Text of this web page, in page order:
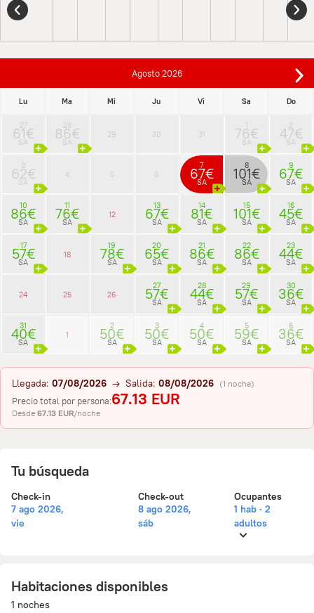
Agosto 2026
Lu Ma Mi Ju Vi Sa Do
27
61€
SA
28
86€
SA
29 30 31
1
76€
SA
2
47€
SA
3
62€
SA
4 5 6
7
67€
SA
8
101€
SA
9
67€
SA
10
86€
SA
11
76€
SA
12
13
67€
SA
14
81€
SA
15
101€
SA
16
45€
SA
17
57€
SA
18
19
78€
SA
20
65€
SA
21
86€
SA
22
86€
SA
23
44€
SA
24 25 26
27
57€
SA
28
44€
SA
29
57€
SA
30
36€
SA
31
40€
SA
1
2
50€
SA
3
50€
SA
4
50€
SA
5
59€
SA
6
36€
SA
Llegada: 07/08/2026 → Salida: 08/08/2026 (1 noche)
Precio total por persona:67.13 EUR
Desde 67.13 EUR/noche
Tu búsqueda
Check-in
7 ago 2026,
vie
Check-out
8 ago 2026,
sáb
Ocupantes
1 hab · 2
adultos
Habitaciones disponibles
1 noches